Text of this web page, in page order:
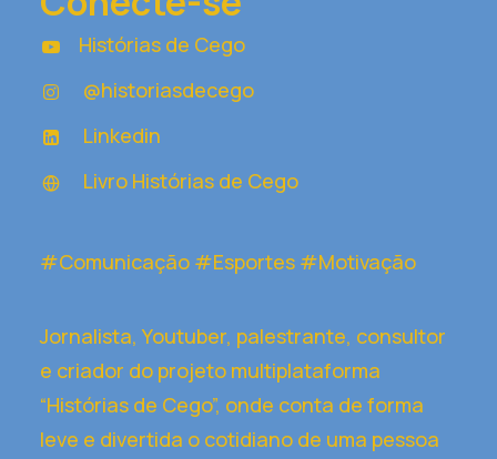
Histórias de Cego
@historiasdecego
Linkedin
Livro Histórias de Cego
#Comunicação #Esportes #Motivação
Jornalista, Youtuber, palestrante, consultor
e criador do projeto multiplataforma
“Histórias de Cego”, onde conta de forma
leve e divertida o cotidiano de uma pessoa